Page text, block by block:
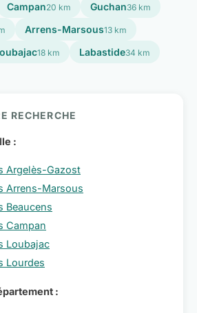
Campan20 km Guchan36 km
Arrens-Marsous13 km
18 km Labastide34 km
RECHERCHE
:
Argelès-Gazost
Arrens-Marsous
Beaucens
Campan
Loubajac
Lourdes
: